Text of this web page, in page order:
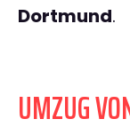
Dortmund.
UMZUG